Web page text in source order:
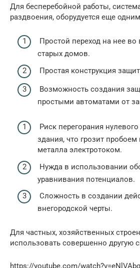
Для бесперебойной работы,
раздвоения, оборудуется еще
Простой переход на нее
старых домов.
Простая конструкция
Возможность создания
простыми автоматами от
Риск перегорания
здания, что грозит пробоем
металла электротоком.
Нужда в использовании
уравнивания потенциалов.
Сложность в создании
внегородской черты.
Для частных, хозяйственных
использовать совершенно другую
https://youtube.com/